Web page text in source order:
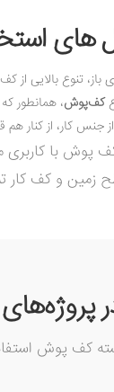
های
تنوع بالایی از
کف‌پوش، همانطور
جنس کار، از کنار
با کاربری
زمین و کف کار